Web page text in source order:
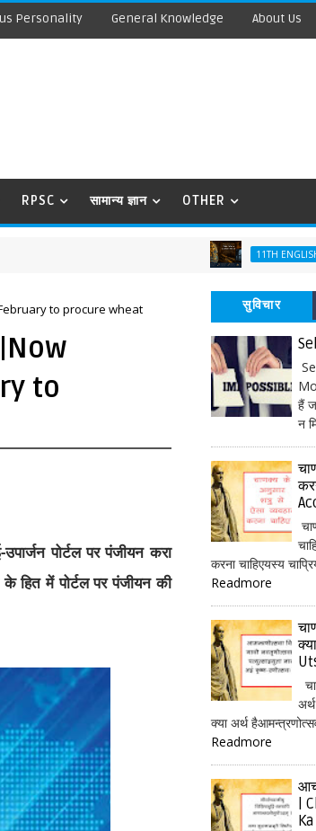
Personality General Knowledge About Us
RPSC सामान्य ज्ञान OTHER
11TH ENGLISH
February to procure wheat
|Now
to
पोर्टल पर पंजीयन करा
हित में पोर्टल पर पंजीयन की
सुविचार
हैं
न
करना चाहिएयस्य
Readmore
क्या अर्थ
Readmore
|